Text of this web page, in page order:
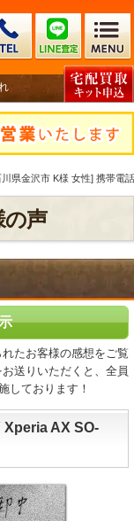
川県金沢市 K様 女性] 携帯電
の声
たお客様の感想をご覧
送りいただくと、全員
しております！
Xperia AX SO-